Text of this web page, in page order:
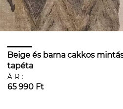
Beige és barna cakkos
tapéta
ÁR:
65 990 Ft